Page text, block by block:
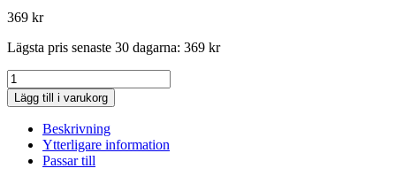
369 kr
Lägsta pris senaste 30 dagarna: 369 kr
SANGLE
*TIE-
DOWN
mängd
Lägg till i varukorg
Beskrivning
Ytterligare information
Passar till